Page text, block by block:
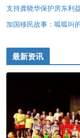
支持龚晓华保护房东利
加国移民故事：呱呱叫
最新资讯